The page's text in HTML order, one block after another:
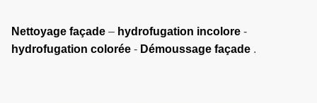
Nettoyage façade – hydrofugation incolore -
hydrofugation colorée - Démoussage façade .